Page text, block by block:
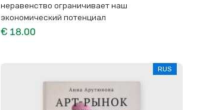
неравенство ограничивает наш
экономический потенциал
€ 18.00
RUS